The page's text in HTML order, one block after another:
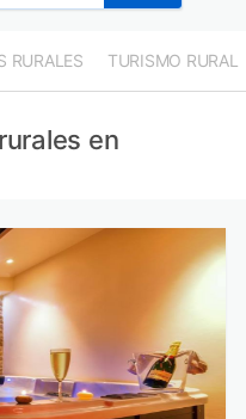
RURALES TURISMO RURAL
en